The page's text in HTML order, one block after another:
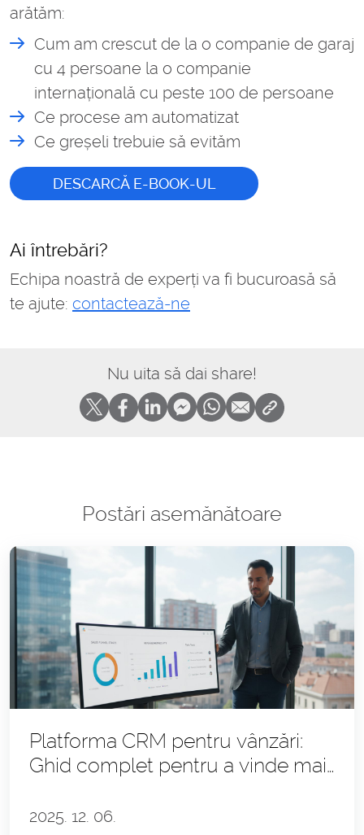
arătăm:
Cum am crescut de la o companie de garaj
cu 4 persoane la o companie
internațională cu peste 100 de persoane
Ce procese am automatizat
Ce greșeli trebuie să evităm
DESCARCĂ E-BOOK-UL
Ai întrebări?
Echipa noastră de experți va fi bucuroasă să
te ajute: contactează-ne
Nu uita să dai share!
Postări asemănătoare
Platforma CRM pentru vânzări:
Ghid complet pentru a vinde mai
2025. 12. 06.